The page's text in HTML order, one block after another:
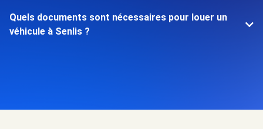
Quels documents sont nécessaires pour louer un
véhicule à Senlis ?